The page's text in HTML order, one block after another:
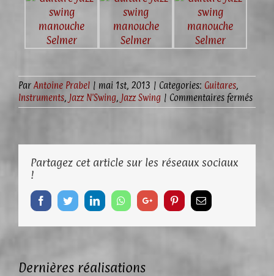
Par Antoine Prabel | mai 1st, 2013 | Categories: Guitares,
Instruments, Jazz N'Swing, Jazz Swing | Commentaires ferméssur
031-
Partagez cet article sur les réseaux sociaux
!
FacebookTwitterLinkedInWhatsappGoogle+ PinterestEmail
Dernières réalisations